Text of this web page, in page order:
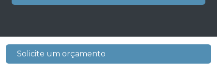
Solicite um orçamento